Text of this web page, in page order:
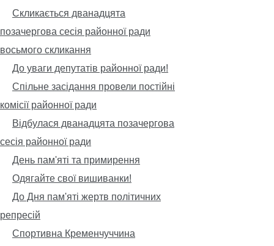
Скликається дванадцята
позачергова сесія районної ради
восьмого скликання
До уваги депутатів районної ради!
Спільне засідання провели постійні
комісії районної ради
Відбулася дванадцята позачергова
сесія районної ради
День пам'яті та примирення
Одягайте свої вишиванки!
До Дня пам'яті жертв політичних
репресій
Спортивна Кременчуччина